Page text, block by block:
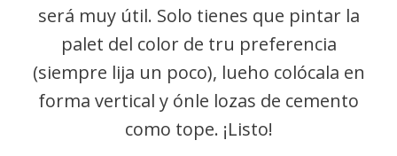
será muy útil. Solo tienes que pintar la
palet del color de tru preferencia
(siempre lija un poco), lueho colócala en
forma vertical y ónle lozas de cemento
como tope. ¡Listo!